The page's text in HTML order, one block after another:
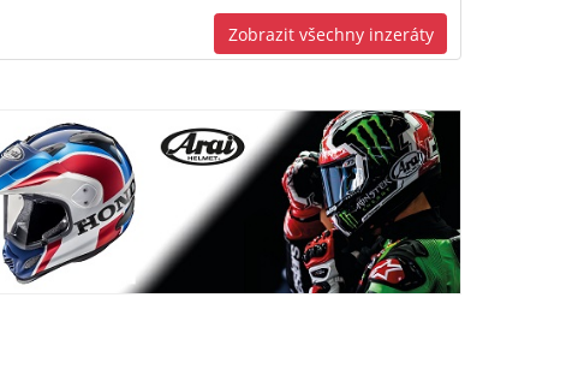
Zobrazit všechny inzeráty